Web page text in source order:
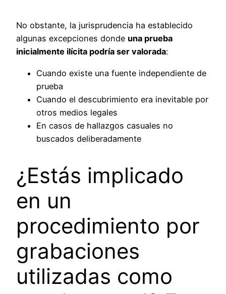
No obstante, la jurisprudencia ha establecido
algunas excepciones donde una prueba
inicialmente ilícita podría ser valorada:
Cuando existe una fuente independiente de
prueba
Cuando el descubrimiento era inevitable por
otros medios legales
En casos de hallazgos casuales no
buscados deliberadamente
¿Estás implicado
en un
procedimiento por
grabaciones
utilizadas como